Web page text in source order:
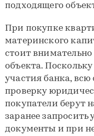
подходящего
При покупке
материнского
стоит
объекта.
участия банка, всю
проверку
покупатели берут
заранее запросить
документы и при